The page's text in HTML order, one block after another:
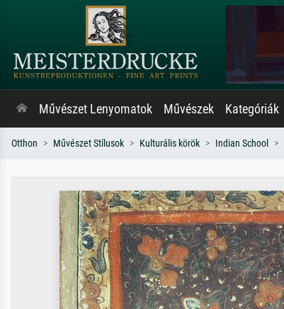
Művészet Lenyomatok Művészek Kategóriák
Otthon Művészet Stílusok Kulturális körök Indian School